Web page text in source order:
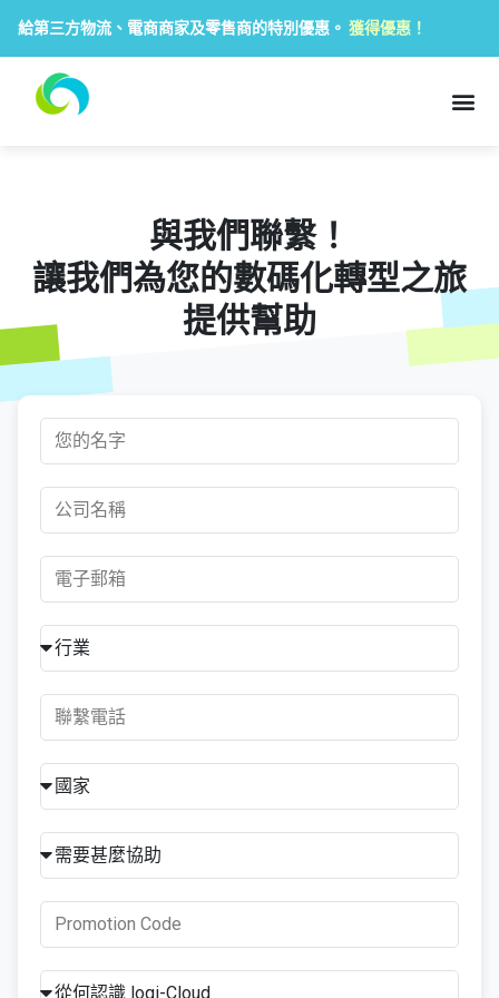
給第三方物流、電商商家及零售商的特別優惠。 獲得優惠！
與我們聯繫！
讓我們為您的數碼化轉型之旅
提供幫助